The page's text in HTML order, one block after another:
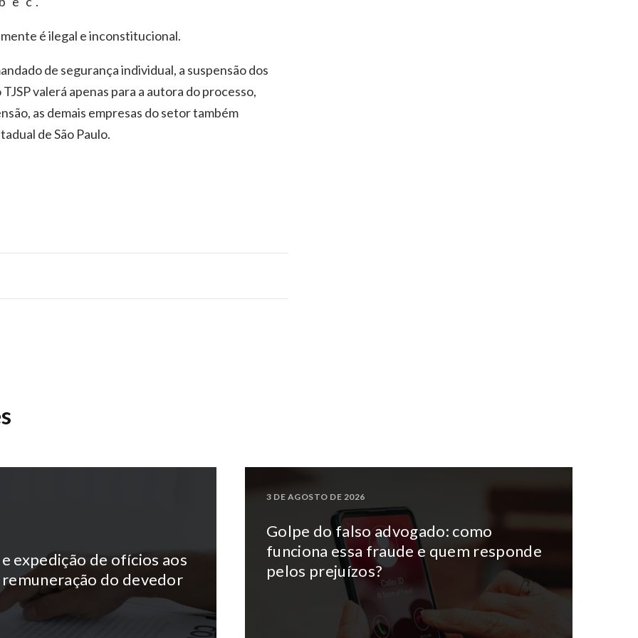
é ilegal e inconstitucional.
de segurança individual, a suspensão dos
valerá apenas para a autora do processo,
as demais empresas do setor também
de São Paulo.
expedição de ofícios aos
do devedor
3 DE AGOSTO DE 2026
Golpe do falso advogado: como
funciona essa fraude e quem responde
pelos prejuízos?